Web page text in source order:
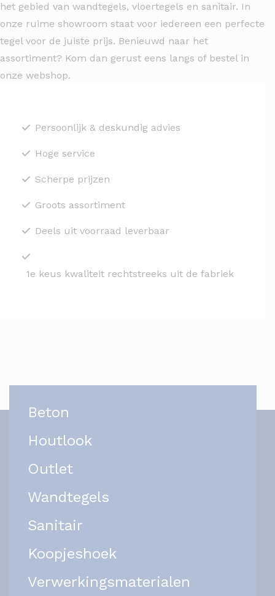
het gebied van wandtegels, vloertegels en sanitair. In
onze ruime showroom staat voor iedereen een perfecte
tegel voor de juiste prijs. Benieuwd naar het
assortiment? Kom dan gerust eens langs of bestel in
onze webshop.
Persoonlijk & deskundig advies
Hoge service
Scherpe prijzen
Groots assortiment
Deels uit voorraad leverbaar
1e keus kwaliteit rechtstreeks uit de fabriek
Beton
Houtlook
Outlet
Wandtegels
Sanitair
Koopjeshoek
Verwerkingsmaterialen